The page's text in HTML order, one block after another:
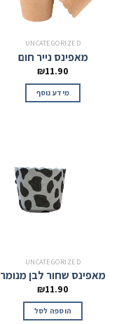
UNCATEGORIZED
מאפינס נייר חום
₪11.90
מידע נוסף
UNCATEGORIZED
מאפינס שחור לבן מנומר
₪11.90
הוספה לסל